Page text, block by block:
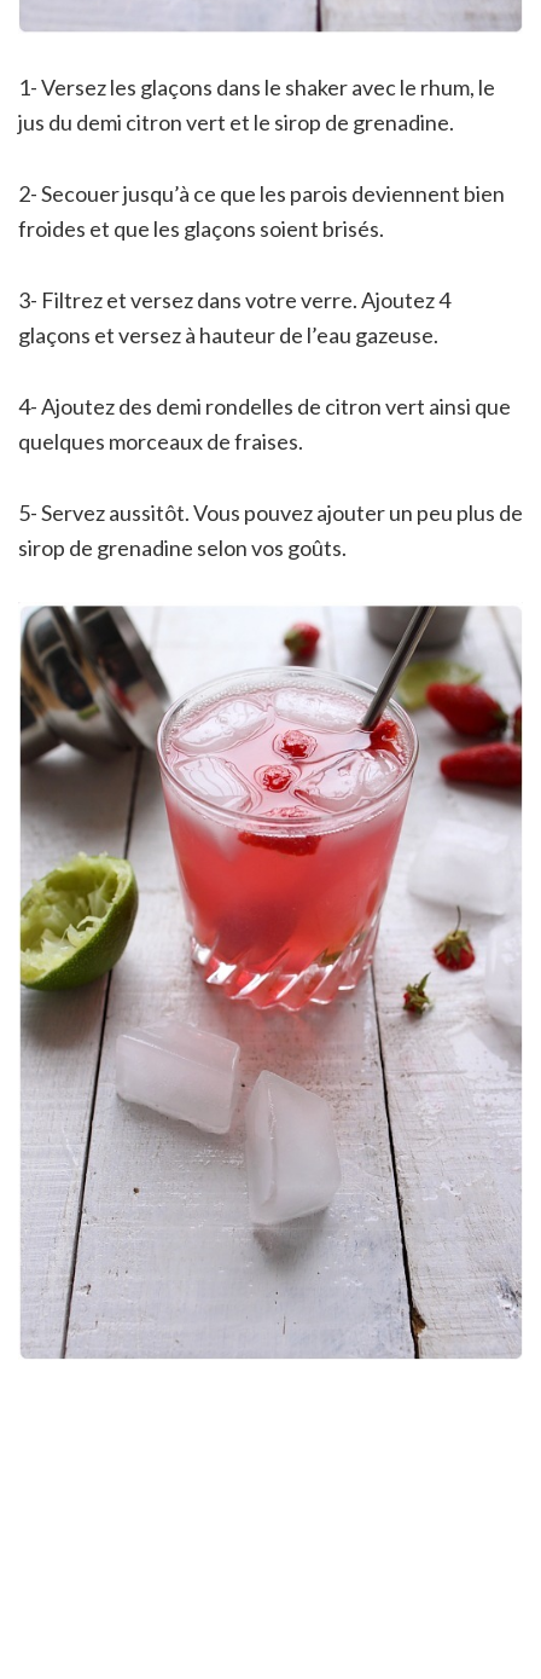
1- Versez les glaçons dans le shaker avec le rhum, le
jus du demi citron vert et le sirop de grenadine.
2- Secouer jusqu’à ce que les parois deviennent bien
froides et que les glaçons soient brisés.
3- Filtrez et versez dans votre verre. Ajoutez 4
glaçons et versez à hauteur de l’eau gazeuse.
4- Ajoutez des demi rondelles de citron vert ainsi que
quelques morceaux de fraises.
5- Servez aussitôt. Vous pouvez ajouter un peu plus de
sirop de grenadine selon vos goûts.